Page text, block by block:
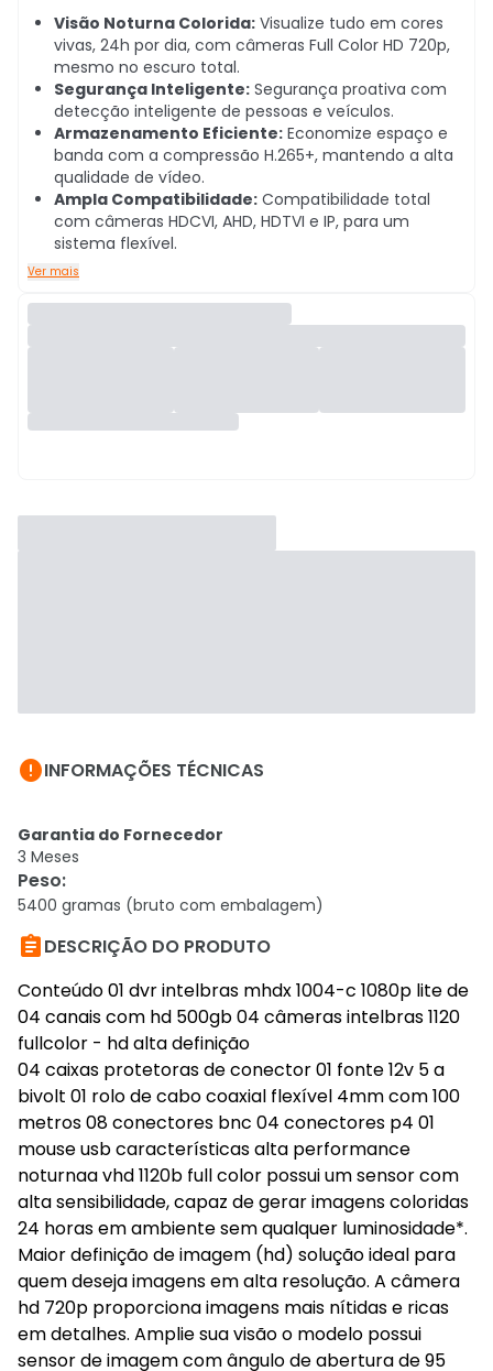
Visão Noturna Colorida: Visualize tudo em cores
vivas, 24h por dia, com câmeras Full Color HD 720p,
mesmo no escuro total.
Segurança Inteligente: Segurança proativa com
detecção inteligente de pessoas e veículos.
Armazenamento Eficiente: Economize espaço e
banda com a compressão H.265+, mantendo a alta
qualidade de vídeo.
Ampla Compatibilidade: Compatibilidade total
com câmeras HDCVI, AHD, HDTVI e IP, para um
sistema flexível.
Ver mais
INFORMAÇÕES TÉCNICAS
Garantia do Fornecedor
3 Meses
Peso:
5400 gramas (bruto com embalagem)
DESCRIÇÃO DO PRODUTO
Conteúdo 01 dvr intelbras mhdx 1004-c 1080p lite de
04 canais com hd 500gb 04 câmeras intelbras 1120
fullcolor - hd alta definição
04 caixas protetoras de conector 01 fonte 12v 5 a
bivolt 01 rolo de cabo coaxial flexível 4mm com 100
metros 08 conectores bnc 04 conectores p4 01
mouse usb características alta performance
noturnaa vhd 1120b full color possui um sensor com
alta sensibilidade, capaz de gerar imagens coloridas
24 horas em ambiente sem qualquer luminosidade*.
Maior definição de imagem (hd) solução ideal para
quem deseja imagens em alta resolução. A câmera
hd 720p proporciona imagens mais nítidas e ricas
em detalhes. Amplie sua visão o modelo possui
sensor de imagem com ângulo de abertura de 95